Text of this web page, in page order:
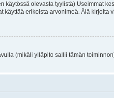
olevasta tyylistä) Useimmat
erikoista arvonimeä. Älä
(mikäli ylläpito sallii tämän